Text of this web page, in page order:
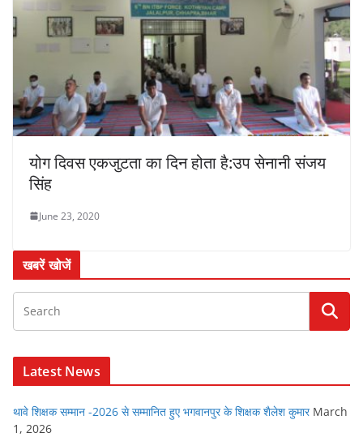
योग दिवस एकजुटता का दिन होता है:उप सेनानी संजय
सिंह
June 23, 2020
खबरें खोजें
Latest News
थावे शिक्षक सम्मान -2026 से सम्मानित हुए भगवानपुर के शिक्षक शैलेश कुमार March
1, 2026